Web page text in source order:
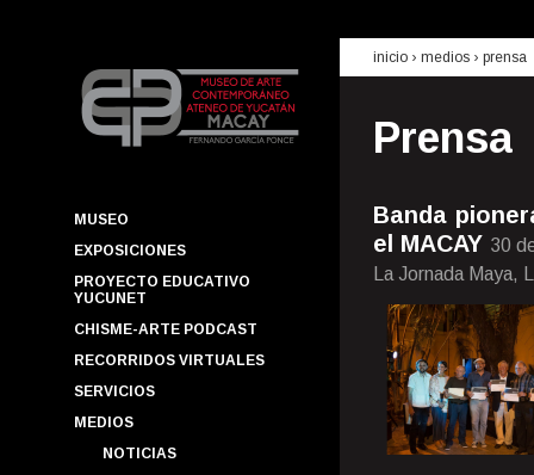
MUSEO
EXPOSICIONES
PROYECTO EDUCATIVO
YUCUNET
CHISME-ARTE PODCAST
RECORRIDOS VIRTUALES
SERVICIOS
MEDIOS
NOTICIAS
inicio › medios › prensa
Prensa
Banda
el MACAY 30
La Jornada Maya,